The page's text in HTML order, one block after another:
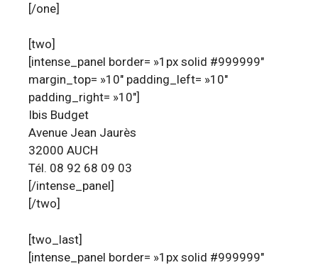
[/one]
[two]
[intense_panel border= »1px solid #999999″
margin_top= »10″ padding_left= »10″
padding_right= »10″]
Ibis Budget
Avenue Jean Jaurès
32000 AUCH
Tél. 08 92 68 09 03
[/intense_panel]
[/two]
[two_last]
[intense_panel border= »1px solid #999999″